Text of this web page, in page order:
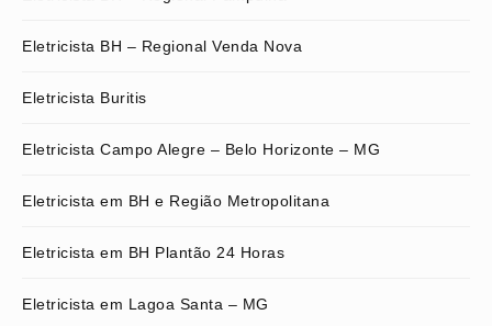
Eletricista BH – Regional Venda Nova
Eletricista Buritis
Eletricista Campo Alegre – Belo Horizonte – MG
Eletricista em BH e Região Metropolitana
Eletricista em BH Plantão 24 Horas
Eletricista em Lagoa Santa – MG